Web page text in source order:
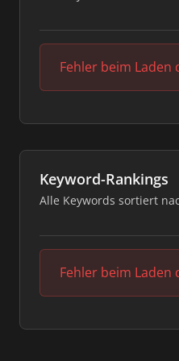
Fehler beim Laden
Keyword-Rankings
Alle Keywords sortiert
Fehler beim Laden